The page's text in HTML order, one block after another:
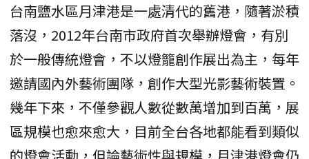
台南鹽水區月津港是一處清代的舊港，隨著淤積
落沒，2012年台南市政府首次舉辦燈會，有別
於一般傳統燈會，不以燈籠創作展出為主，每年
邀請國內外藝術團隊，創作大型光影藝術裝置。
幾年下來，不僅參觀人數從數萬增加到百萬，展
區規模也愈來愈大，目前全台各地都能看到類似